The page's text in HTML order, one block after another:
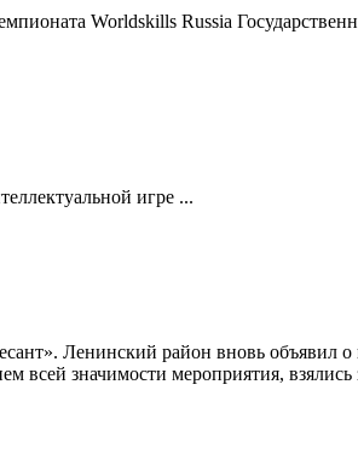
Worldskills Russia
игре ...
Ленинский район вновь объявил
всей значимости мероприятия,